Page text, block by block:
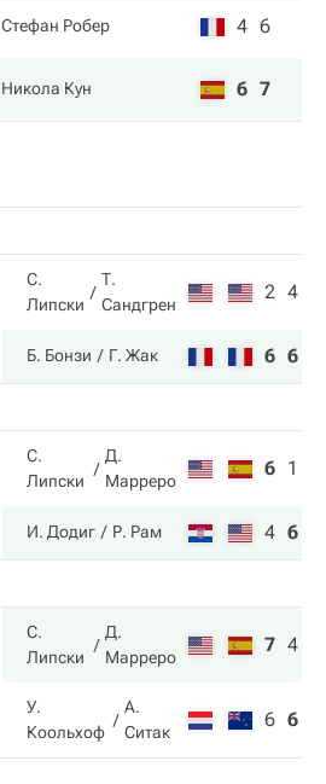
Стефан Робер 4 6
Никола Кун 6 7
С.
Липски
Т.
Сандгрен
2 4
Б. Бонзи Г. Жак 6 6
С.
Липски
Д.
Марреро
6 1
И. Додиг Р. Рам 4 6
С.
Липски
Д.
Марреро
7 4
У.
Коольхоф
А.
Ситак
6 6